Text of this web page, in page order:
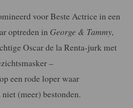
voor Beste Actrice in een
optreden in George & Tammy,
Oscar de la Renta-jurk met
–
een rode loper waar
(meer) bestonden.